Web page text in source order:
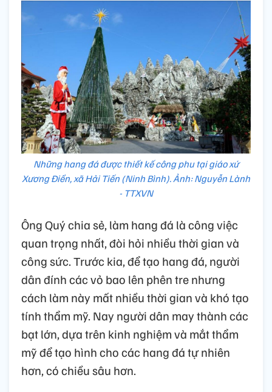
Những hang đá được thiết kế công phu tại giáo xứ
Xương Điền, xã Hải Tiến (Ninh Bình). Ảnh: Nguyễn Lành
- TTXVN
Ông Quý chia sẻ, làm hang đá là công việc
quan trọng nhất, đòi hỏi nhiều thời gian và
công sức. Trước kia, để tạo hang đá, người
dân đính các vỏ bao lên phên tre nhưng
cách làm này mất nhiều thời gian và khó tạo
tính thẩm mỹ. Nay người dân may thành các
bạt lớn, dựa trên kinh nghiệm và mắt thẩm
mỹ để tạo hình cho các hang đá tự nhiên
hơn, có chiều sâu hơn.